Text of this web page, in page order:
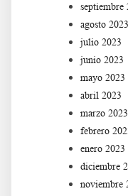
septiembre
agosto 2023
julio 2023
junio 2023
mayo 2023
abril 2023
marzo 2023
febrero
enero 2023
diciembre
noviembre